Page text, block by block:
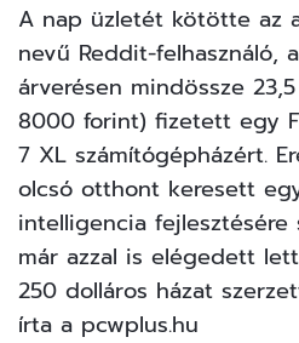
A nap üzletét kötötte az
nevű Reddit-felhasználó,
árverésen mindössze
8000 forint) fizetett egy
7 XL számítógépházért.
olcsó otthont keresett
intelligencia fejlesztésére
már azzal is elégedett
250 dolláros házat
írta a pcwplus.hu